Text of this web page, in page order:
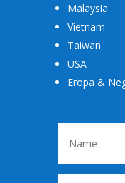
Malaysia
Vietnam
Taiwan
USA
Eropa &